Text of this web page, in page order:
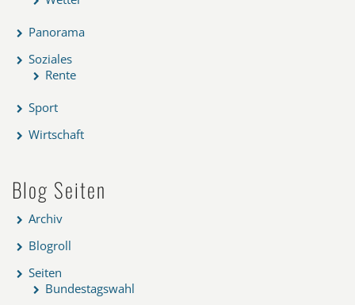
Panorama
Soziales
Rente
Sport
Wirtschaft
Blog Seiten
Archiv
Blogroll
Seiten
Bundestagswahl